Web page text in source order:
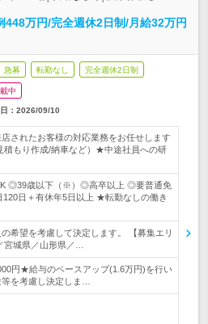
448万円/完全週休2日制/月給32万円
急募 転勤なし 完全週休2日制
中
： 2026/09/10
されたお客様の対応業務をお任せします
積もり作成/納車など）★中途社員への研
◎39歳以下（※）◎高卒以上 ◎要普通免
日＋有休年5日以上 ★転勤なしの働き
希望を考慮して決定します。 【募集エリ
宮城県／山形県／…
円★給与のベースアップ(1.6万円)を行い
を考慮し決定しま…